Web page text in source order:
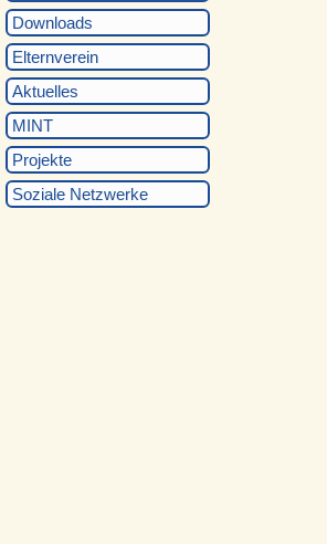
Downloads
Elternverein
Aktuelles
MINT
Projekte
Soziale Netzwerke